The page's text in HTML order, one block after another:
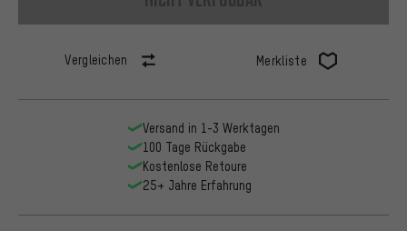
Vergleichen Merkliste
Versand in 1-3 Werktagen
100 Tage Rückgabe
Kostenlose Retoure
25+ Jahre Erfahrung